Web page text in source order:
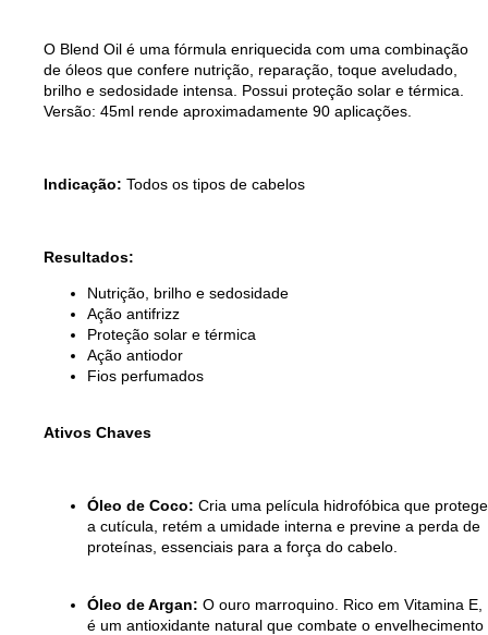
O Blend Oil é uma fórmula enriquecida com uma combinação
de óleos que confere nutrição, reparação, toque aveludado,
brilho e sedosidade intensa. Possui proteção solar e térmica.
Versão: 45ml rende aproximadamente 90 aplicações.
Indicação: Todos os tipos de cabelos
Resultados:
Nutrição, brilho e sedosidade
Ação antifrizz
Proteção solar e térmica
Ação antiodor
Fios perfumados
Ativos Chaves
Óleo de Coco: Cria uma película hidrofóbica que protege
a cutícula, retém a umidade interna e previne a perda de
proteínas, essenciais para a força do cabelo.
Óleo de Argan: O ouro marroquino. Rico em Vitamina E,
é um antioxidante natural que combate o envelhecimento